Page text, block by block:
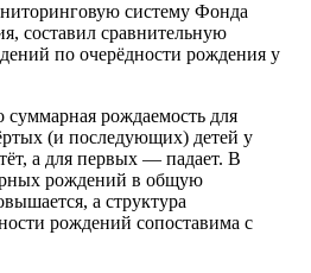
систему Фонда
составил сравнительную
по очерёдности рождения у
суммарная рождаемость для
(и последующих) детей у
а для первых — падает. В
рождений в общую
а структура
рождений сопоставима с